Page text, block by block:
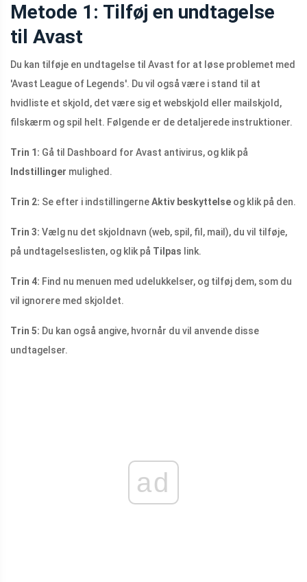
Metode 1: Tilføj en undtagelse
til Avast
Du kan tilføje en undtagelse til Avast for at løse problemet med
'Avast League of Legends'. Du vil også være i stand til at
hvidliste et skjold, det være sig et webskjold eller mailskjold,
filskærm og spil helt. Følgende er de detaljerede instruktioner.
Trin 1: Gå til Dashboard for Avast antivirus, og klik på
Indstillinger mulighed.
Trin 2: Se efter i indstillingerneAktiv beskyttelse og klik på den.
Trin 3: Vælg nu det skjoldnavn (web, spil, fil, mail), du vil tilføje,
på undtagelseslisten, og klik på Tilpas link.
Trin 4: Find nu menuen med udelukkelser, og tilføj dem, som du
vil ignorere med skjoldet.
Trin 5: Du kan også angive, hvornår du vil anvende disse
undtagelser.
ad